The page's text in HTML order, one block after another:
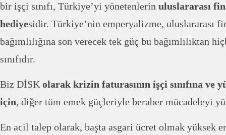
bir işçi sınıfı, Türkiye’yi yönetenlerin uluslararası
hediyesidir. Türkiye’nin emperyalizme, uluslararası
bağımlılığına son verecek tek güç bu bağımlılıktan
sınıfıdır.
Biz DİSK olarak krizin faturasının işçi sınıfına ve
için, diğer tüm emek güçleriyle beraber mücadeleyi
En acil talep olarak, başta asgari ücret olmak yüksek